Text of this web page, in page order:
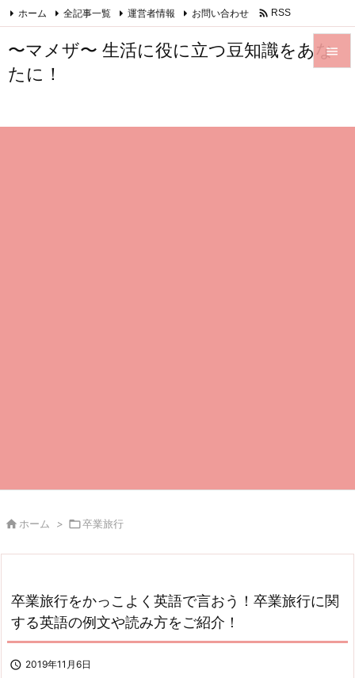
〜マメザ〜 生活に役に立つ豆知識をあな
たに！


ホーム 全記事一覧 運営者情報 お問い合わせ  RSS
 ホーム > 卒業旅行
卒業旅行をかっこよく英語で言おう！卒業旅行に関
する英語の例文や読み方をご紹介！
 2019年11月6日